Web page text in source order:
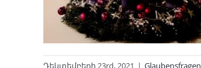
Դեկտեմբերի 23rd, 2021 | Glaubensfragen